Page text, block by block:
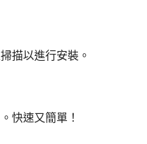
描以進行安裝。
快速又簡單！